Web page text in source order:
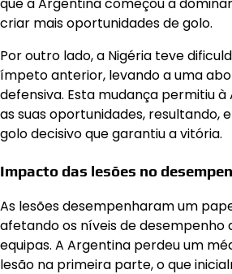
criar mais oportunidades de golo.
Por outro lado, a Nigéria teve
ímpeto anterior, levando a uma
defensiva. Esta mudança permitiu
as suas oportunidades, resultando,
golo decisivo que garantiu a vitória.
Impacto das lesões no
As lesões desempenharam um
afetando os níveis de desempenho
equipas. A Argentina perdeu um
lesão na primeira parte, o que